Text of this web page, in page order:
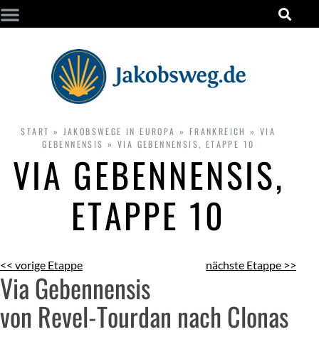
START » JAKOBSWEGE IN EUROPA » FRANKREICH »VIA
GEBENNENSIS » VIA GEBENNENSIS, ETAPPE 10
VIA GEBENNENSIS,
ETAPPE 10
<< vorige Etappe nächste Etappe >>
Via Gebennensis
von Revel-Tourdan nach Clonas